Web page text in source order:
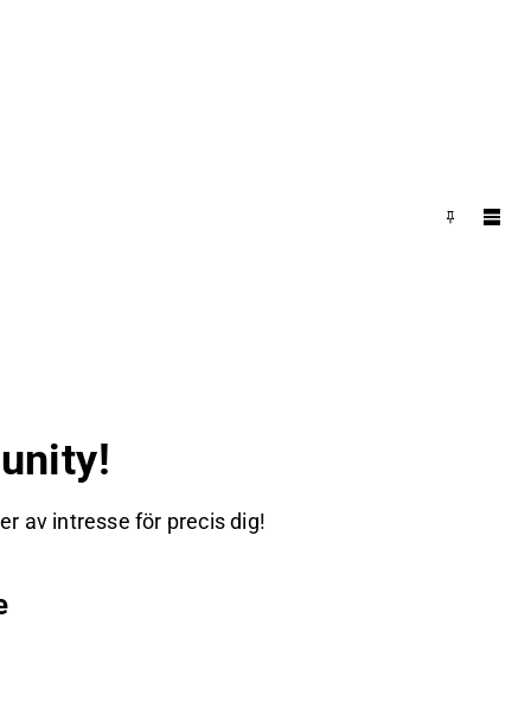
av intresse för precis dig!